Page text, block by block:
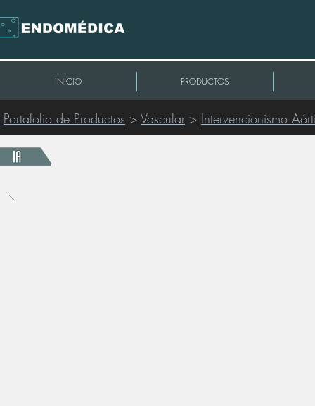
INICIO PRODUCTOS
Portafolio de Productos > Vascular > Intervencionismo